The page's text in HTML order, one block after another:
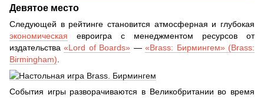
Девятое место
Следующей в рейтинге становится атмосферная и глубокая
экономическая евроигра с менеджментом ресурсов от
издательства«Lord of Boards» —«Brass: Бирмингем» (Brass:
Birmingham)
События игры разворачиваются в Великобритании во время